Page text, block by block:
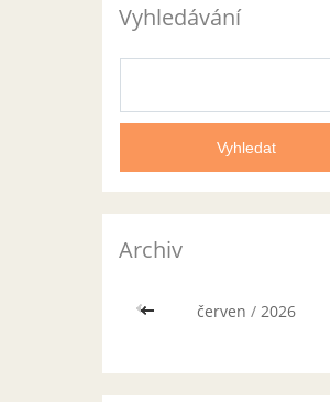
Vyhledávání
Archiv
<< červen / 2026